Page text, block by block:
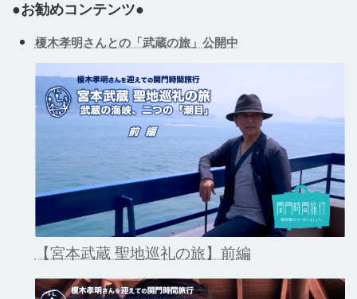
●お勧めコンテンツ●
榎木孝明さんとの「武蔵の旅」公開中
【宮本武蔵 聖地巡礼の旅】前編